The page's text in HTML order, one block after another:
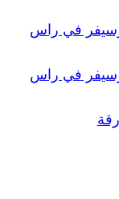
في راس
في راس